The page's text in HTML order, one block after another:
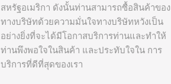
สหรัฐอเมริกา ดังนั้นท่านสามารถซื้อสินค้าของ
ทางบริษัทด้วยความมั่นใจทางบริษัทหวังเป็น
อย่างยิ่งที่จะได้มีโอกาสบริการท่านและทำให้
ท่านพึงพอใจในสินค้า และประทับใจใน การ
บริการที่ดีที่สุดของเรา